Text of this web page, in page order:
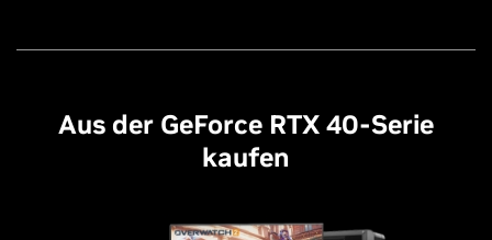
Aus der GeForce RTX 40-Serie
kaufen